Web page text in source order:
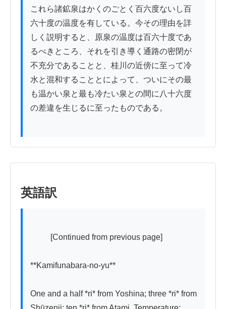
これら諸鉱泉はかくのごとく百六度ないし百
六十度の温度を有している。今その理由を詳
しく説明すると、原泉の温度は百六十度であ
るべきところ、それを引き導く通路の密閉が
不充分であることと、桂川の近傍に至って冷
水と混和することとによって、ついにその最
も温かい泉と最も冷たい泉との間に八十六度
の差違を生じるに至ったものである。
英語訳
**Kamifunabara-no-yu**
One and a half *ri* from Yoshina; three *ri* from